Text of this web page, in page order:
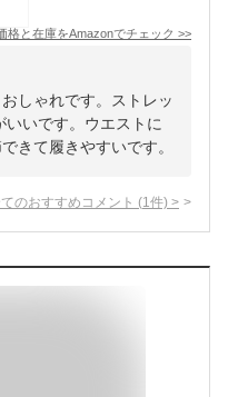
格と在庫をAmazonでチェック >>
しゃれです。ストレッ
いです。ウエストに
きて履きやすいです。
のおすすめコメント (1 件) >